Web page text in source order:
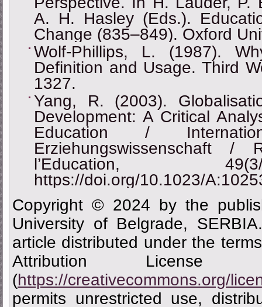
A. H. Hasley (Eds.).
Change (835‒849). Oxford
Wolf-Phillips, L. (1987).
Definition and Usage. Third
1327.
Yang, R. (2003).
Development: A Critical
Education /
Erziehungswissenschaft /
l’Education,
https://doi.org/10.1023/
Copyright © 2024 by the
University of Belgrade,
article distributed under the
Attribution
(https://creativecommons.org/
permits unrestricted use,